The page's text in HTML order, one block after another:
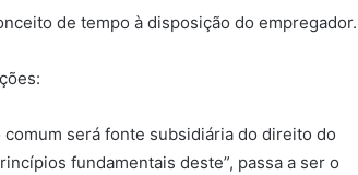
de tempo à disposição do empregador.
será fonte subsidiária do direito do
fundamentais deste”, passa a ser o